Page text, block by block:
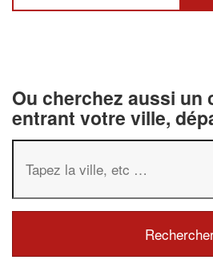
Ou cherchez aussi un
entrant votre ville,